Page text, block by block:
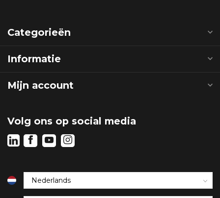
Categorieën
Informatie
Mijn account
Volg ons op social media